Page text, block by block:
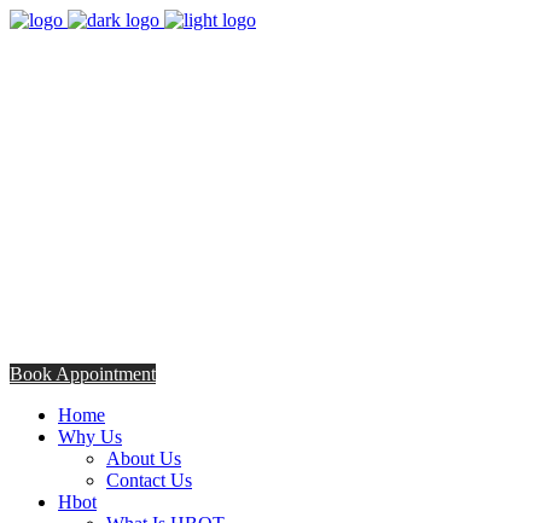
Book Appointment
Home
Why Us
About Us
Contact Us
Hbot